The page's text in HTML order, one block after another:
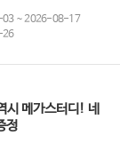
03 ~ 2026-08-17
26
시 메가스터디! 네
정